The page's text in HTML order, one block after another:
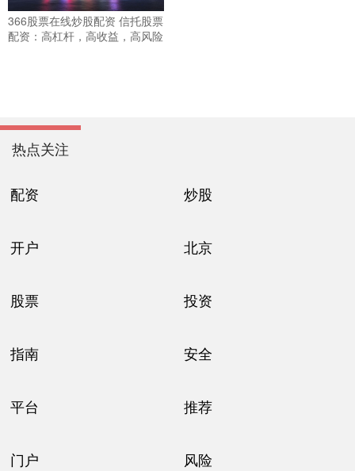
366股票在线炒股配资 信托股票
配资：高杠杆，高收益，高风险
热点关注
配资 炒股
开户 北京
股票 投资
指南 安全
平台 推荐
门户 风险